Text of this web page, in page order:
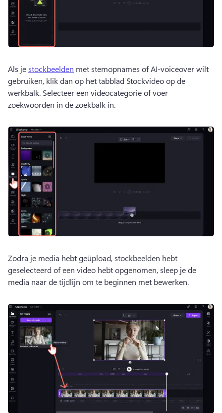
Als je stockbeelden met stemopnames of AI-voiceover wilt
gebruiken, klik dan op het tabblad Stockvideo op de
werkbalk. Selecteer een videocategorie of voer
zoekwoorden in de zoekbalk in.
Zodra je media hebt geüpload, stockbeelden hebt
geselecteerd of een video hebt opgenomen, sleep je de
media naar de tijdlijn om te beginnen met bewerken.